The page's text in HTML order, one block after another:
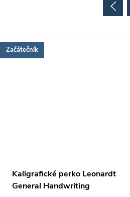
Začátečník
Kaligrafické perko Leonardt
General Handwriting